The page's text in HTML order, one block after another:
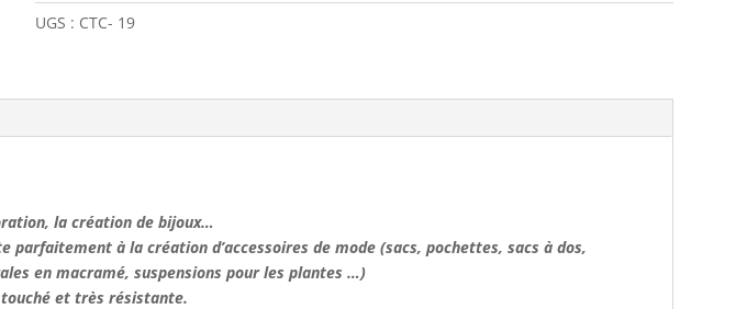
UGS : CTC- 19
la création de bijoux…
à la création d’accessoires de mode (sacs, pochettes, sacs à dos,
en macramé, suspensions pour les plantes …)
touché et très résistante.